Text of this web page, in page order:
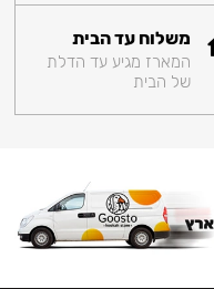
משלוח עד הבית
המארז מגיע עד הדלת
של הבית